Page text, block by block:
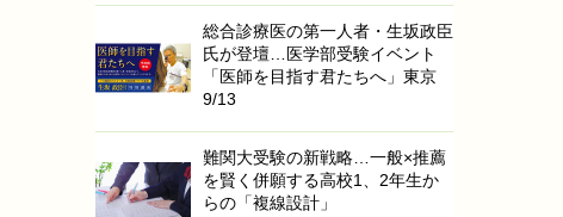
総合診療医の第一人者・生坂政臣
氏が登壇…医学部受験イベント
「医師を目指す君たちへ」東京
9/13
難関大受験の新戦略…一般×推薦
を賢く併願する高校1、2年生か
らの「複線設計」